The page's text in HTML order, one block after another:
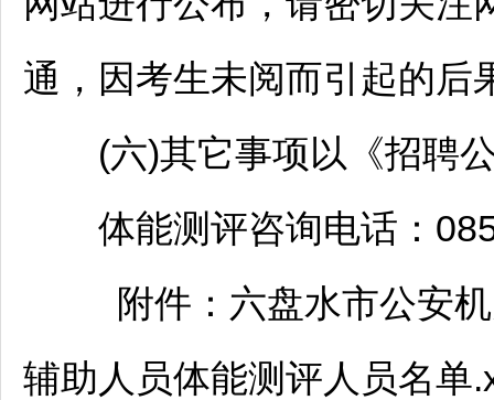
通，因考生未阅而引起的后
(六)其它事项以《招聘
体能测评咨询电话：
附件： 六盘水市公安
辅助人员体能测评人员名单